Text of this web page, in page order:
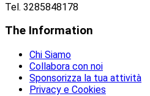
Tel. 3285848178
The Information
Chi Siamo
Collabora con noi
Sponsorizza la tua attività
Privacy e Cookies